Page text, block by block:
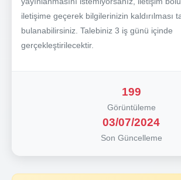
iletişime geçerek bilgilerinizin kaldırılması
bulanabilirsiniz. Talebiniz 3 iş günü içinde
gerçekleştirilecektir.
199
Görüntüleme
03/07/2024
Son Güncelleme